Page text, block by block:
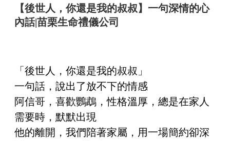
【後世人，你還是我的叔叔】一句深情的心
內話|苗栗生命禮儀公司
「後世人，你還是我的叔叔」
一句話，說出了放不下的情感
阿信哥，喜歡鸚鵡，性格溫厚，總是在家人
需要時，默默出現
他的離開，我們陪著家屬，用一場簡約卻深